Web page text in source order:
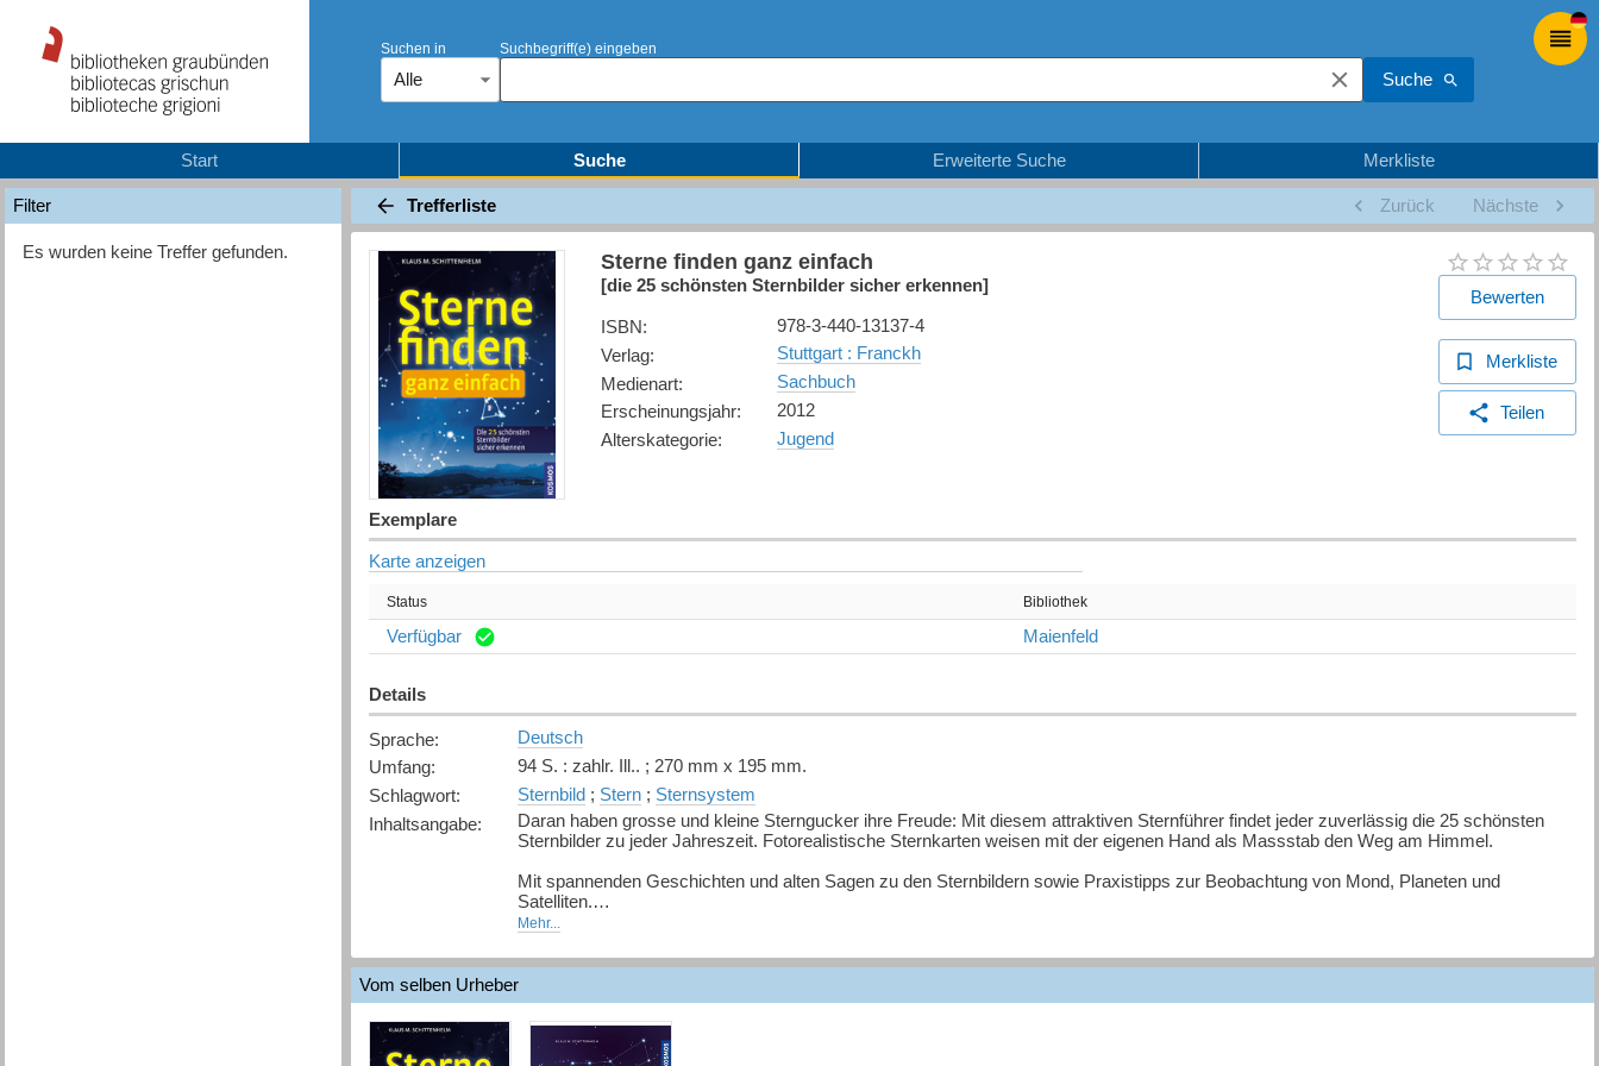
Suchen in
Alle
Suchbegriff(e) eingeben
Suche
Start Suche Erweiterte Suche Merkliste
Filter
Es wurden keine Treffer gefunden.
Trefferliste Zurück Nächste
Sterne finden ganz einfach
[die 25 schönsten Sternbilder sicher erkennen]
ISBN:
978-3-440-13137-4
Verlag:
Stuttgart : Franckh
Medienart:
Sachbuch
Erscheinungsjahr:
2012
Alterskategorie: Jugend
Bewerten
Merkliste
Teilen
Exemplare
Karte anzeigen
Status Bibliothek
Verfügbar Maienfeld
Details
Sprache:
Deutsch
Umfang:
94 S. : zahlr. Ill.. ; 270 mm x 195 mm.
Schlagwort: Sternbild; Stern; Sternsystem
Inhaltsangabe:
Daran haben grosse und kleine Sterngucker ihre Freude: Mit diesem attraktiven Sternführer findet jeder zuverlässig die 25 schönsten
Sternbilder zu jeder Jahreszeit. Fotorealistische Sternkarten weisen mit der eigenen Hand als Massstab den Weg am Himmel.
Mit spannenden Geschichten und alten Sagen zu den Sternbildern sowie Praxistipps zur Beobachtung von Mond, Planeten und
Satelliten.
[Quelle: Buchhaus.ch, bearbeitet mit ChatGPT
Mehr...
Vom selben Urheber